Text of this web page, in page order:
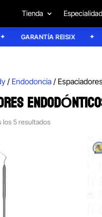
Tienda
GARANTÍA REISIX
/ Endodoncia /
los 5 resultados